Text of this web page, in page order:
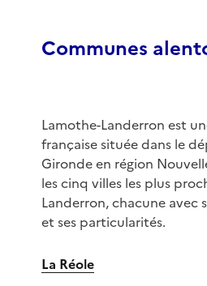
Communes
Lamothe-Landerron est
française située dans le
Gironde en région
les cinq villes les plus
Landerron, chacune avec
et ses particularités.
La Réole